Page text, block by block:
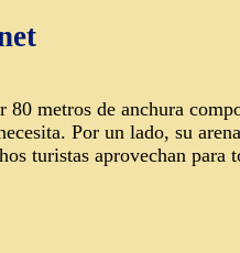
80 metros de anchura
Por un lado, su
turistas aprovechan